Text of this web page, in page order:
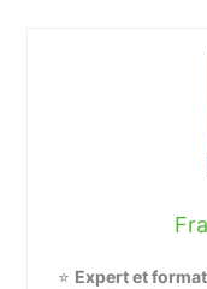
⭐ Expert et